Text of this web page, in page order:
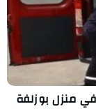
منزل بوزلفة